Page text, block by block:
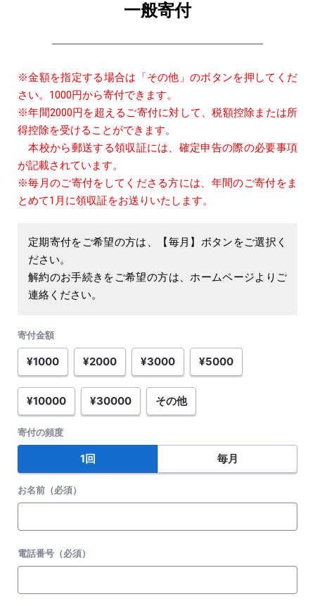
一般寄付
※金額を指定する場合は「その他」のボタンを押してくだ
さい。1000円から寄付できます。
※年間2000円を超えるご寄付に対して、税額控除または所
得控除を受けることができます。
本校から郵送する領収証には、確定申告の際の必要事項
が記載されています。
※毎月のご寄付をしてくださる方には、年間のご寄付をま
とめて1月に領収証をお送りいたします。
定期寄付をご希望の方は、【毎月】ボタンをご選択く
ださい。
解約のお手続きをご希望の方は、ホームページよりご
連絡ください。
寄付金額
¥1000 ¥2000 ¥3000 ¥5000
¥10000 ¥30000 その他
寄付の頻度
1回 毎月
お名前（必須）
電話番号（必須）